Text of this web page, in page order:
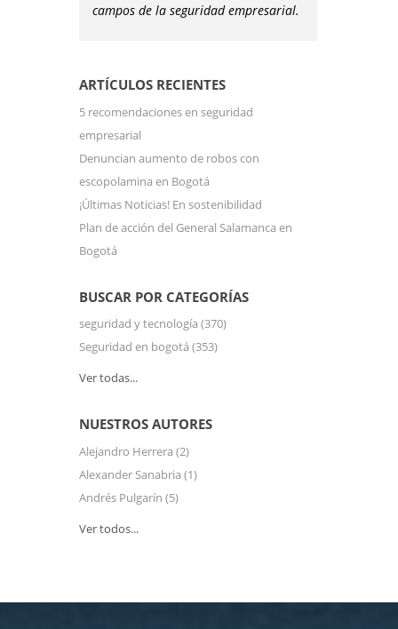
campos de la seguridad empresarial.
ARTÍCULOS RECIENTES
5 recomendaciones en seguridad
empresarial
Denuncian aumento de robos con
escopolamina en Bogotá
¡Últimas Noticias! En sostenibilidad
Plan de acción del General Salamanca en
Bogotá
BUSCAR POR CATEGORÍAS
seguridad y tecnología (370)
Seguridad en bogotá (353)
Ver todas...
NUESTROS AUTORES
Alejandro Herrera (2)
Alexander Sanabria (1)
Andrés Pulgarín (5)
Ver todos...